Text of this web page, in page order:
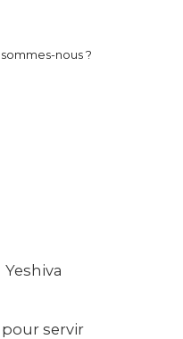
nous ?
pour servir